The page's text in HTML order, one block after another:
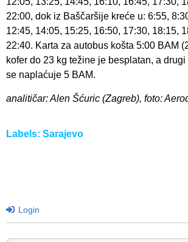
22:00, dok iz Baščaršije kreće u: 6:55,
12:45, 14:05, 15:25, 16:50, 17:30, 18:15,
22:40. Karta za autobus košta 5:00 BAM
kofer do 23 kg težine je besplatan, a
se naplaćuje 5 BAM.
analitičar: Alen Šćuric (Zagreb), foto:
Labels: Sarajevo
Login